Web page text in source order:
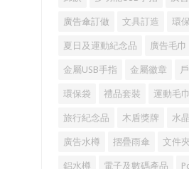
廣告傘訂做 文具訂造 環
夏日及運動紀念品 廣告毛巾
金屬USB手指 金屬徽章
環保袋 禮品套裝 運動毛巾
旅行紀念品 木盾獎牌 水
廣告水樽 摺疊雨傘 文件
鋁水樽 電子及數碼產品